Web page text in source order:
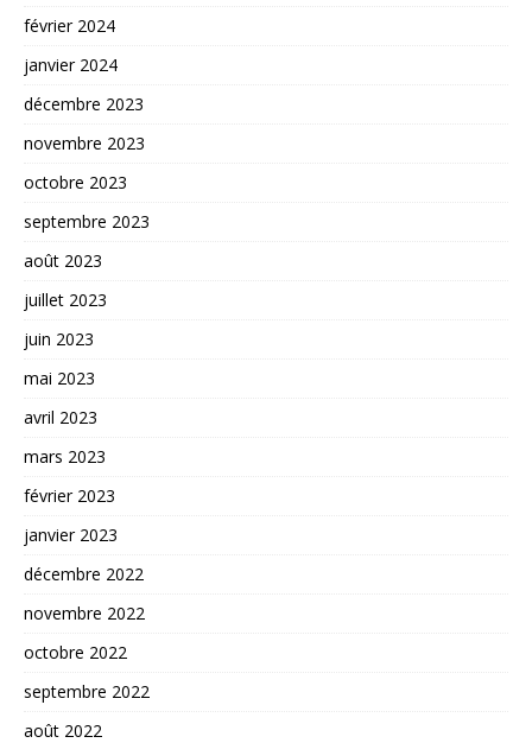
février 2024
janvier 2024
décembre 2023
novembre 2023
octobre 2023
septembre 2023
août 2023
juillet 2023
juin 2023
mai 2023
avril 2023
mars 2023
février 2023
janvier 2023
décembre 2022
novembre 2022
octobre 2022
septembre 2022
août 2022